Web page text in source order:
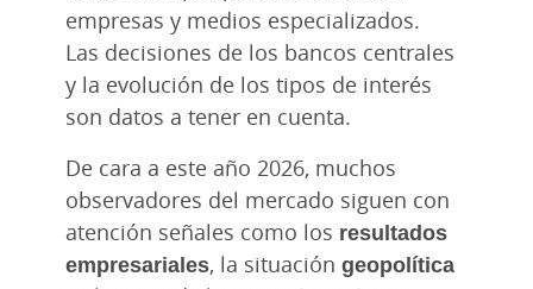
empresas y medios especializados.
Las decisiones de los bancos centrales
y la evolución de los tipos de interés
son datos a tener en cuenta.
De cara a este año 2026, muchos
observadores del mercado siguen con
atención señales como los resultados
empresariales, la situación geopolítica